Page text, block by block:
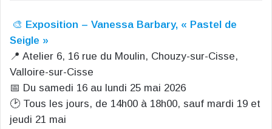
🎨 Exposition – Vanessa Barbary, « Pastel de
Seigle »
📍 Atelier 6, 16 rue du Moulin, Chouzy-sur-Cisse,
Valloire-sur-Cisse
📅 Du samedi 16 au lundi 25 mai 2026
🕑 Tous les jours, de 14h00 à 18h00, sauf mardi 19 et
jeudi 21 mai